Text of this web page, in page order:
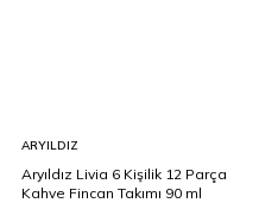
ARYILDIZ
Aryıldız Livia 6 Kişilik 12 Parça
Kahve Fincan Takımı 90 ml